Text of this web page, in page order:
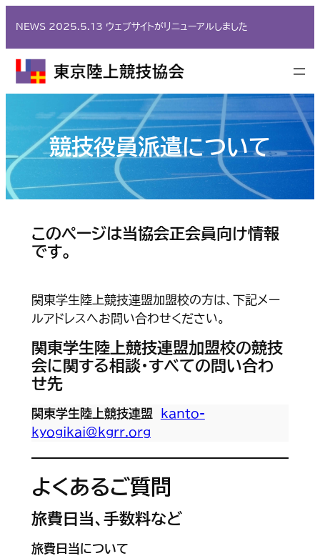
容
を
ス
NEWS 2025.5.13 ウェブサイトがリニューアルしました
競技役員派遣について
このページは当協会正会員向け情報
です。
関東学生陸上競技連盟加盟校の方は、下記メー
ルアドレスへお問い合わせください。
関東学生陸上競技連盟加盟校の競技
会に関する相談・すべての問い合わ
せ先
関東学生陸上競技連盟
kanto-
kyogikai@kgrr.org
よくあるご質問
旅費日当、手数料など
旅費日当について